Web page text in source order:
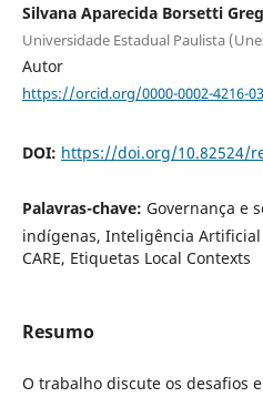
Silvana Aparecida Borsetti
Universidade Estadual Paulista
Autor
https://orcid.org/0000-0002-4216-
DOI: https://doi.org/10.82524/
Palavras-chave: Governança e
indígenas, Inteligência Artificial
CARE, Etiquetas Local Contexts
Resumo
O trabalho discute os desafios